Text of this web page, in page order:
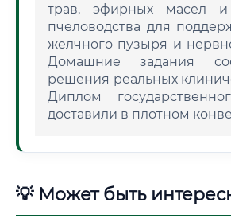
трав, эфирных масел и
пчеловодства для
желчного пузыря и
Домашние задания
решения реальных
Диплом
доставили в плотном
💡 Может быть